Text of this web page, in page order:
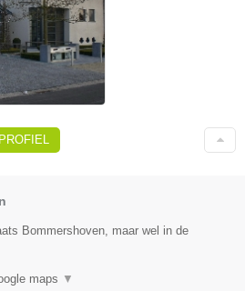
Bommershoven, maar wel in de
maps ▼